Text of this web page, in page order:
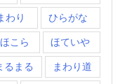
わり ひらがな
ほこら ほていや
るまる まわり道